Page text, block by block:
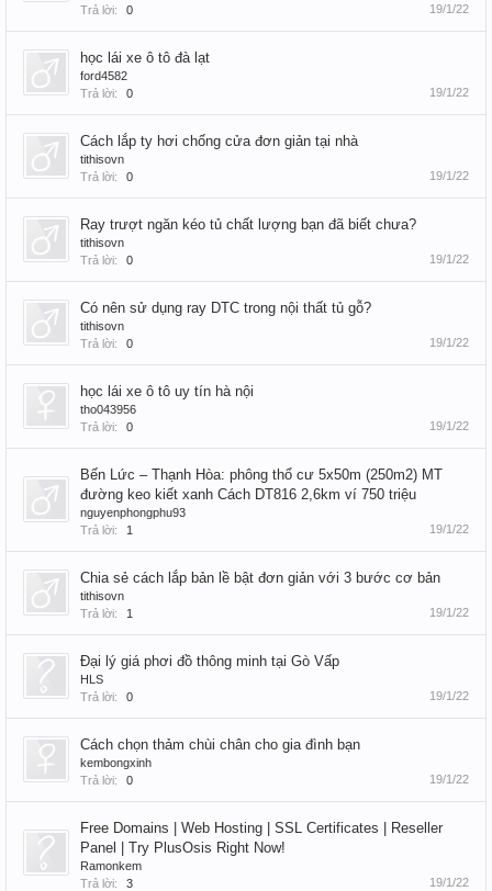
Trả lời:
0 19/1/22
học lái xe ô tô đà lạt
ford4582
Trả lời:
0 19/1/22
Cách lắp ty hơi chống cửa đơn giản tại nhà
tithisovn
Trả lời:
0 19/1/22
Ray trượt ngăn kéo tủ chất lượng bạn đã biết chưa?
tithisovn
Trả lời:
0 19/1/22
Có nên sử dụng ray DTC trong nội thất tủ gỗ?
tithisovn
Trả lời:
0 19/1/22
học lái xe ô tô uy tín hà nội
tho043956
Trả lời:
0 19/1/22
Bến Lức – Thạnh Hòa: phông thổ cư 5x50m (250m2) MT
đường keo kiết xanh Cách DT816 2,6km ví 750 triệu
nguyenphongphu93
Trả lời:
1 19/1/22
Chia sẻ cách lắp bản lề bật đơn giản với 3 bước cơ bản
tithisovn
Trả lời:
1 19/1/22
Đại lý giá phơi đồ thông minh tại Gò Vấp
HLS
Trả lời:
0 19/1/22
Cách chọn thảm chùi chân cho gia đình bạn
kembongxinh
Trả lời:
0 19/1/22
Free Domains | Web Hosting | SSL Certificates | Reseller
Panel | Try PlusOsis Right Now!
Ramonkem
Trả lời:
3 19/1/22